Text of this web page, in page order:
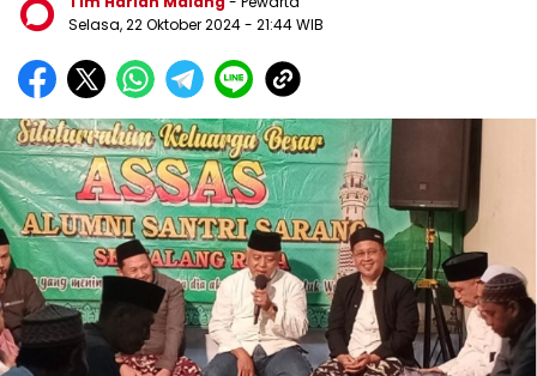
Selasa, 22 Oktober 2024- 21:44 WIB